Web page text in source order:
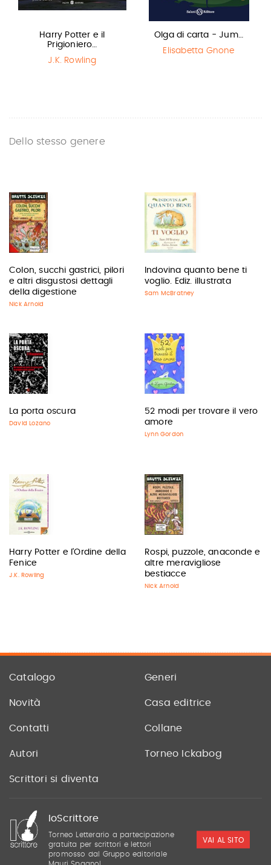
Harry Potter e il
Prigioniero…
J.K. Rowling
Olga di carta - Jum…
Elisabetta Gnone
Dello stesso genere
Colon, succhi gastrici, pilori
e altri disgustosi dettagli
della digestione
Nick Arnold
Indovina quanto bene ti
voglio. Ediz. illustrata
Sam McBratney
La porta oscura
David Lozano
52 modi per trovare il vero
amore
Lynn Gordon
Harry Potter e l'Ordine della
Fenice
J.K. Rowling
Rospi, puzzole, anaconde e
altre meravigliose
bestiacce
Nick Arnold
Catalogo Generi
Novità Casa editrice
Contatti Collane
Autori Torneo Ickabog
Scrittori si diventa
IoScrittore
Torneo Letterario a partecipazione
gratuita per scrittori e lettori
promosso dal Gruppo editoriale
VAI AL SITO